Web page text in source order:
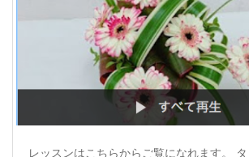
レッスンはこちらからご覧になれます。